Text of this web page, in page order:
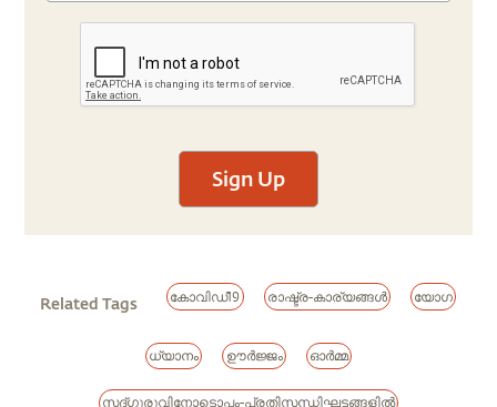
Sign Up
Related Tags കോവിഡ്19 രാഷ്ട്ര-കാര്യങ്ങൾ യോഗ
ധ്യാനം ഊര്‍ജ്ജം ഓർമ്മ
സദ്ഗുരുവിനോടൊപ്പം-പ്രതിസന്ധിഘട്ടങ്ങളിൽ